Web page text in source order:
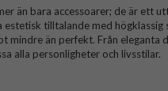
än bara accessoarer; de är ett
estetisk tilltalande med
mindre än perfekt. Från
alla personligheter och livsstilar.